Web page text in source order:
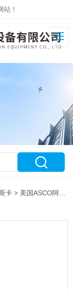
！
卡 > 美国ASCO阿斯卡电磁阀